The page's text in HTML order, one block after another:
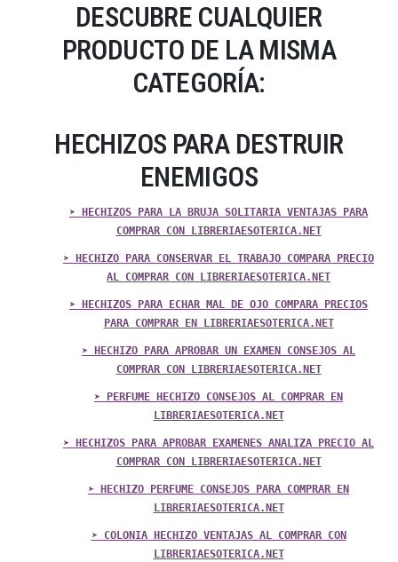
DESCUBRE CUALQUIER
PRODUCTO DE LA MISMA
CATEGORÍA:
HECHIZOS PARA DESTRUIR
ENEMIGOS
➤ HECHIZOS PARA LA BRUJA SOLITARIA VENTAJAS PARA
COMPRAR CON LIBRERIAESOTERICA.NET
➤ HECHIZO PARA CONSERVAR EL TRABAJO COMPARA PRECIO
AL COMPRAR CON LIBRERIAESOTERICA.NET
➤ HECHIZOS PARA ECHAR MAL DE OJO COMPARA PRECIOS
PARA COMPRAR EN LIBRERIAESOTERICA.NET
➤ HECHIZO PARA APROBAR UN EXAMEN CONSEJOS AL
COMPRAR CON LIBRERIAESOTERICA.NET
➤ PERFUME HECHIZO CONSEJOS AL COMPRAR EN
LIBRERIAESOTERICA.NET
➤ HECHIZOS PARA APROBAR EXAMENES ANALIZA PRECIO AL
COMPRAR CON LIBRERIAESOTERICA.NET
➤ HECHIZO PERFUME CONSEJOS PARA COMPRAR EN
LIBRERIAESOTERICA.NET
➤ COLONIA HECHIZO VENTAJAS AL COMPRAR CON
LIBRERIAESOTERICA.NET